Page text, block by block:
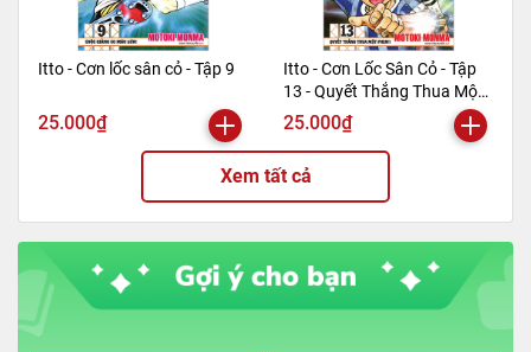
Itto - Cơn lốc sân cỏ - Tập 9
25.000₫
Itto - Cơn Lốc Sân Cỏ - Tập
13 - Quyết Thắng Thua Một
Phen!! (Tái Bản 2024)
25.000₫
Xem tất cả